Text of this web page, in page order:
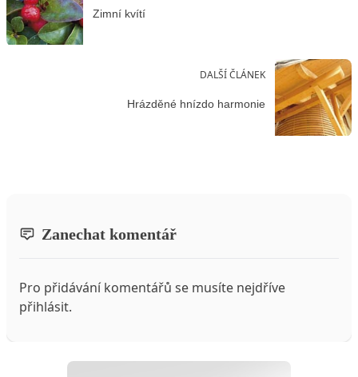
Zimní kvítí
DALŠÍ ČLÁNEK
Hrázděné hnízdo harmonie
Zanechat komentář
Pro přidávání komentářů se musíte nejdříve
přihlásit.